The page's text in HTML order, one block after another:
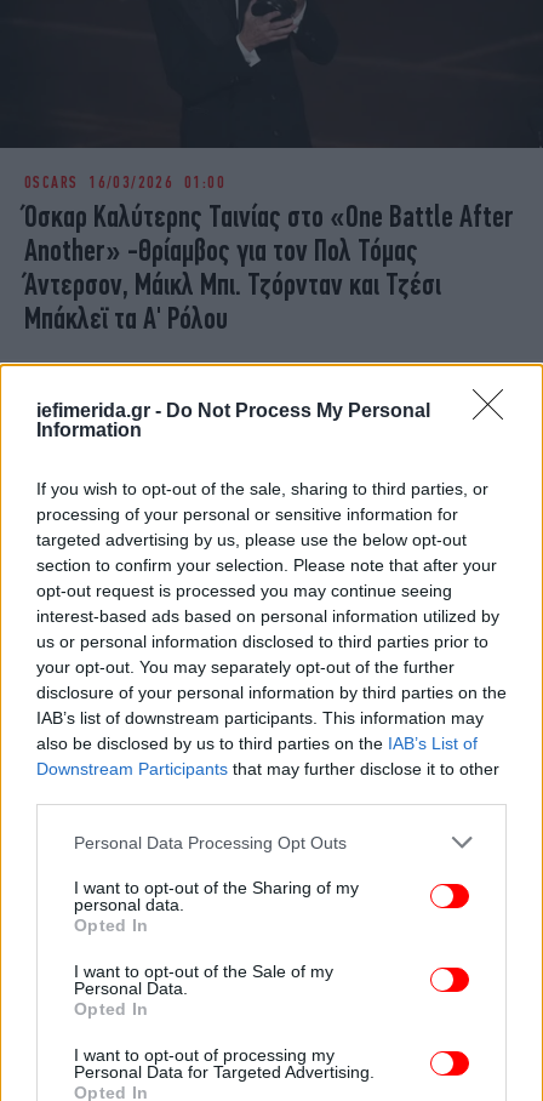
iefimerida.gr - Do Not Process My Personal
Information
If you wish to opt-out of the sale, sharing to third parties, or
processing of your personal or sensitive information for
targeted advertising by us, please use the below opt-out
section to confirm your selection. Please note that after your
opt-out request is processed you may continue seeing
interest-based ads based on personal information utilized by
us or personal information disclosed to third parties prior to
your opt-out. You may separately opt-out of the further
disclosure of your personal information by third parties on the
IAB’s list of downstream participants. This information may
also be disclosed by us to third parties on the IAB’s List of
Downstream Participants that may further disclose it to other
Please note that this website/app uses one or more Google
not limited to your visit or usage behaviour. You may click to
grant or deny consent to Google and its third-party tags to
use your data for below specified purposes in below Google
consent section.
Personal Data Processing Opt Outs
I want to opt-out of the Sharing of my
personal data.
Opted In
I want to opt-out of the Sale of my
Personal Data.
Opted In
I want to opt-out of processing my
Personal Data for Targeted Advertising.
Opted In
OSCARS 16/03/2026 01:00
Όσκαρ Καλύτερης Ταινίας στο «One Battle After
Another» -Θρίαμβος για τον Πολ Τόμας
Άντερσον, Μάικλ Μπι. Τζόρνταν και Τζέσι
Μπάκλεϊ τα Α' Ρόλου
OSCARS 15/03/2026 21:43
Όσκαρ 2026: Οι σταρ στο κόκκινο χαλί
-Εντυπωσιακές εμφανίσεις, δείτε φωτογραφίες